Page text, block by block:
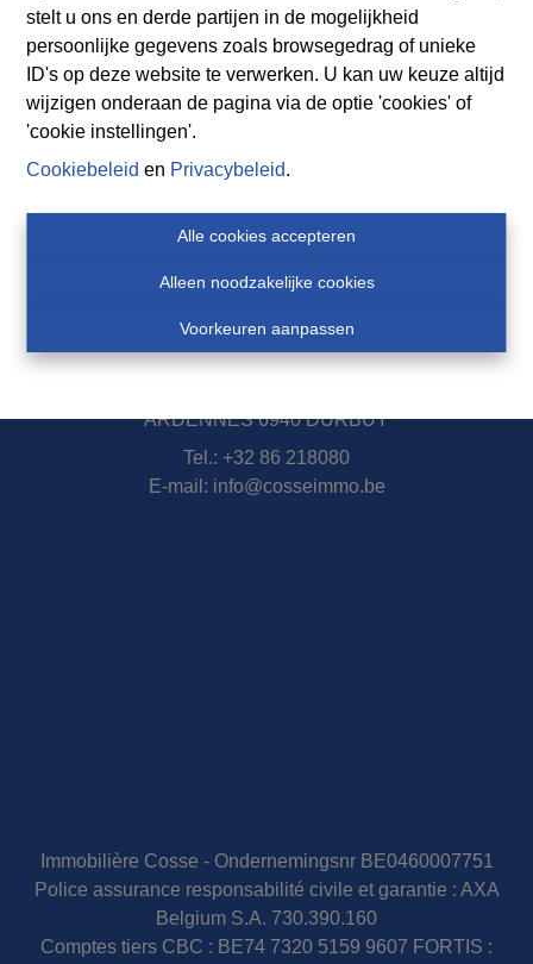
stelt u ons en derde partijen in de mogelijkheid
persoonlijke gegevens zoals browsegedrag of unieke
ID's op deze website te verwerken. U kan uw keuze altijd
wijzigen onderaan de pagina via de optie 'cookies' of
'cookie instellingen'.
Cookiebeleid en Privacybeleid.
Alle cookies accepteren
Alleen noodzakelijke cookies
Voorkeuren aanpassen
Immobilière Cosse
ARDENNES 6940 DURBUY
Tel.: +32 86 218080
E-mail: info@cosseimmo.be
Immobilière Cosse - Ondernemingsnr BE0460007751
Police assurance responsabilité civile et garantie : AXA
Belgium S.A. 730.390.160
Comptes tiers CBC : BE74 7320 5159 9607 FORTIS :